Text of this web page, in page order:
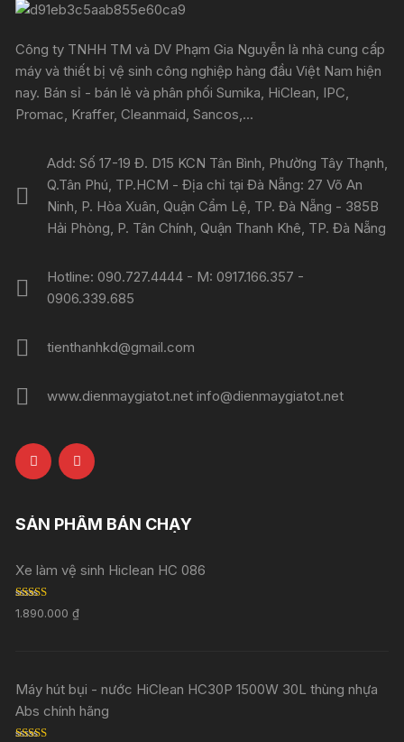
Công ty TNHH TM và DV Phạm Gia Nguyễn là nhà cung cấp
máy và thiết bị vệ sinh công nghiệp hàng đầu Việt Nam hiện
nay. Bán sỉ - bán lẻ và phân phối Sumika, HiClean, IPC,
Promac, Kraffer, Cleanmaid, Sancos,...
Add: Số 17-19 Đ. D15 KCN Tân Bình, Phường Tây Thạnh,
Q.Tân Phú, TP.HCM - Địa chỉ tại Đà Nẵng: 27 Võ An
Ninh, P. Hòa Xuân, Quận Cẩm Lệ, TP. Đà Nẵng - 385B
Hải Phòng, P. Tân Chính, Quận Thanh Khê, TP. Đà Nẵng
Hotline: 090.727.4444 - M: 0917.166.357 -
0906.339.685
tienthanhkd@gmail.com
www.dienmaygiatot.net info@dienmaygiatot.net
SẢN PHẨM BÁN CHẠY
Xe làm vệ sinh Hiclean HC 086
Rated 5.00
out of 5
1.890.000₫
Máy hút bụi - nước HiClean HC30P 1500W 30L thùng nhựa
Abs chính hãng